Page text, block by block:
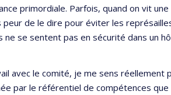
primordiale. Parfois, quand on vit
de le dire pour éviter les
se sentent pas en sécurité dans un
avec le comité, je me sens réellement
par le référentiel de compétences